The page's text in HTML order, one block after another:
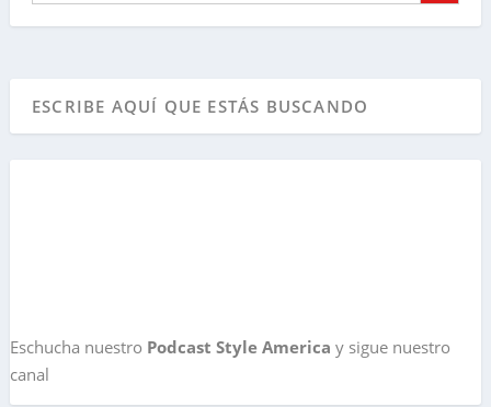
Eschucha nuestro Podcast Style America y sigue nuestro
canal